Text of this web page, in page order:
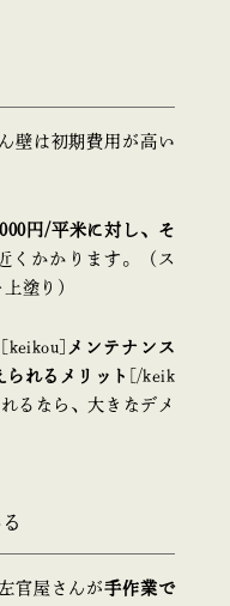
壁は初期費用が高い
円/平米に対し、そ
くかかります。（ス
塗り）
メンテナンス
れるメリット
[/keik
るなら、大きなデメ
官屋さんが手作業で